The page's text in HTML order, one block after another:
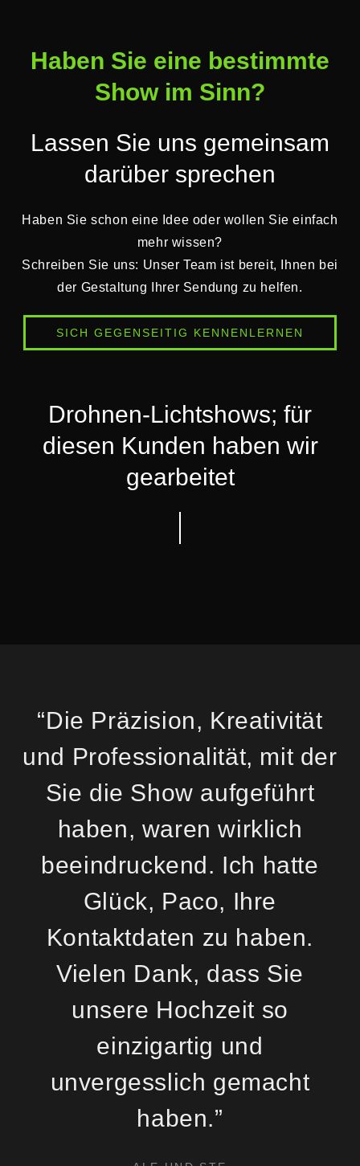
Haben Sie eine bestimmte
Show im Sinn?
Lassen Sie uns gemeinsam
darüber sprechen
Haben Sie schon eine Idee oder wollen Sie einfach
mehr wissen?
Schreiben Sie uns: Unser Team ist bereit, Ihnen bei
der Gestaltung Ihrer Sendung zu helfen.
SICH GEGENSEITIG KENNENLERNEN
Drohnen-Lichtshows; für
diesen Kunden haben wir
gearbeitet
“Die Präzision, Kreativität
und Professionalität, mit der
Sie die Show aufgeführt
haben, waren wirklich
beeindruckend. Ich hatte
Glück, Paco, Ihre
Kontaktdaten zu haben.
Vielen Dank, dass Sie
unsere Hochzeit so
einzigartig und
unvergesslich gemacht
haben.”